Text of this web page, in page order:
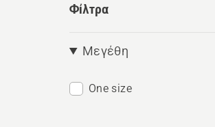
Φίλτρα
Μεγέθη
One size